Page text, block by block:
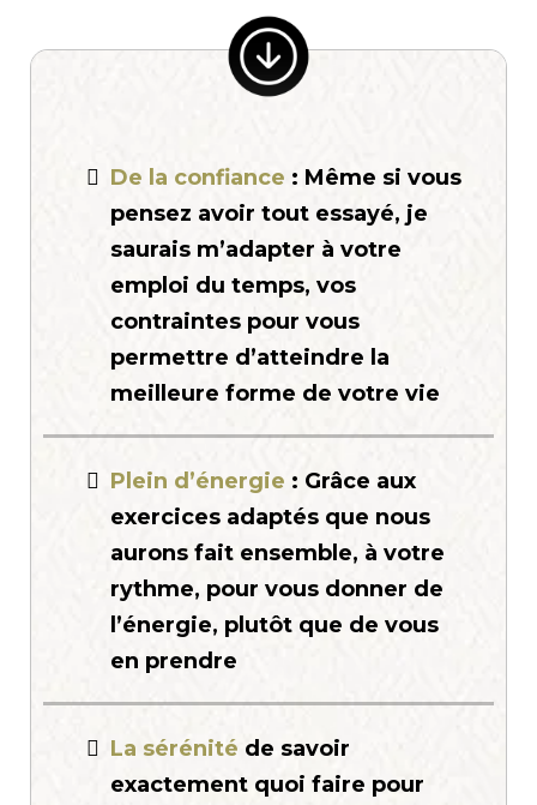
De la confiance : Même si vous
pensez avoir tout essayé, je
saurais m’adapter à votre
emploi du temps, vos
contraintes pour vous
permettre d’atteindre la
meilleure forme de votre vie
Plein d’énergie : Grâce aux
exercices adaptés que nous
aurons fait ensemble, à votre
rythme, pour vous donner de
l’énergie, plutôt que de vous
en prendre
La sérénité de savoir
exactement quoi faire pour